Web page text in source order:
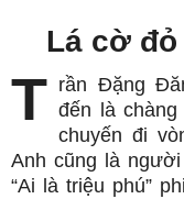
Lá cờ
T rần Đặng
đến là
chuyến đi
Anh cũng là
“Ai là triệu phú”